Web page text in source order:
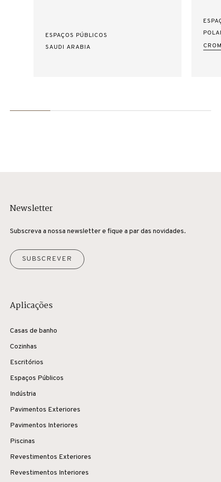
ESPAÇOS PÚBLICOS
SAUDI ARABIA
Newsletter
Subscreva a nossa newsletter e fique a par das novidades.
SUBSCREVER
Aplicações
Casas de banho
Cozinhas
Escritórios
Espaços Públicos
Indústria
Pavimentos Exteriores
Pavimentos Interiores
Piscinas
Revestimentos Exteriores
Revestimentos Interiores